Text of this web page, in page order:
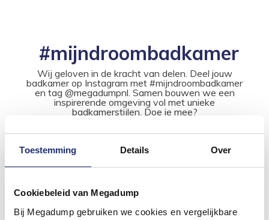
Toestemming Details Over
Cookiebeleid van Megadump
Bij Megadump gebruiken we cookies en vergelijkbare
#mijndroombadkamer
Wij geloven in de kracht van delen. Deel jouw
badkamer op Instagram met #mijndroombadkamer
en tag @megadumpnl. Samen bouwen we een
inspirerende omgeving vol met unieke
badkamerstijlen. Doe je mee?